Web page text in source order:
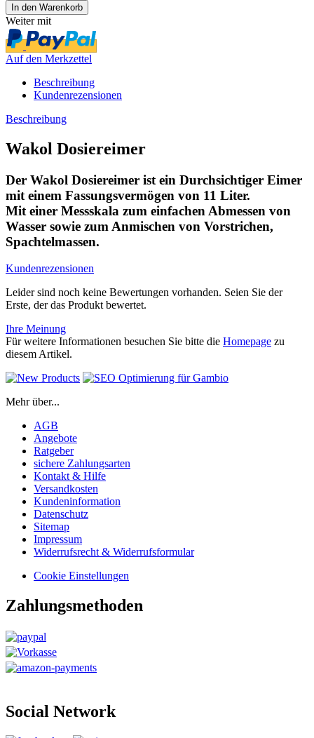
Weiter mit
Auf den Merkzettel
Beschreibung
Kundenrezensionen
Beschreibung
Wakol Dosiereimer
Der Wakol Dosiereimer ist ein Durchsichtiger Eimer
mit einem Fassungsvermögen von 11 Liter.
Mit einer Messskala zum einfachen Abmessen von
Wasser sowie zum Anmischen von Vorstrichen,
Spachtelmassen.
Kundenrezensionen
Leider sind noch keine Bewertungen vorhanden. Seien Sie der
Erste, der das Produkt bewertet.
Ihre Meinung
Für weitere Informationen besuchen Sie bitte die Homepage zu
diesem Artikel.
Mehr über...
AGB
Angebote
Ratgeber
sichere Zahlungsarten
Kontakt & Hilfe
Versandkosten
Kundeninformation
Datenschutz
Sitemap
Impressum
Widerrufsrecht & Widerrufsformular
Cookie Einstellungen
Zahlungsmethoden
Social Network